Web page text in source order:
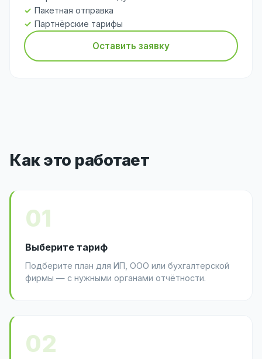
Пакетная отправка
Партнёрские тарифы
Оставить заявку
Как это работает
01
Выберите тариф
Подберите план для ИП, ООО или бухгалтерской
фирмы — с нужными органами отчётности.
02